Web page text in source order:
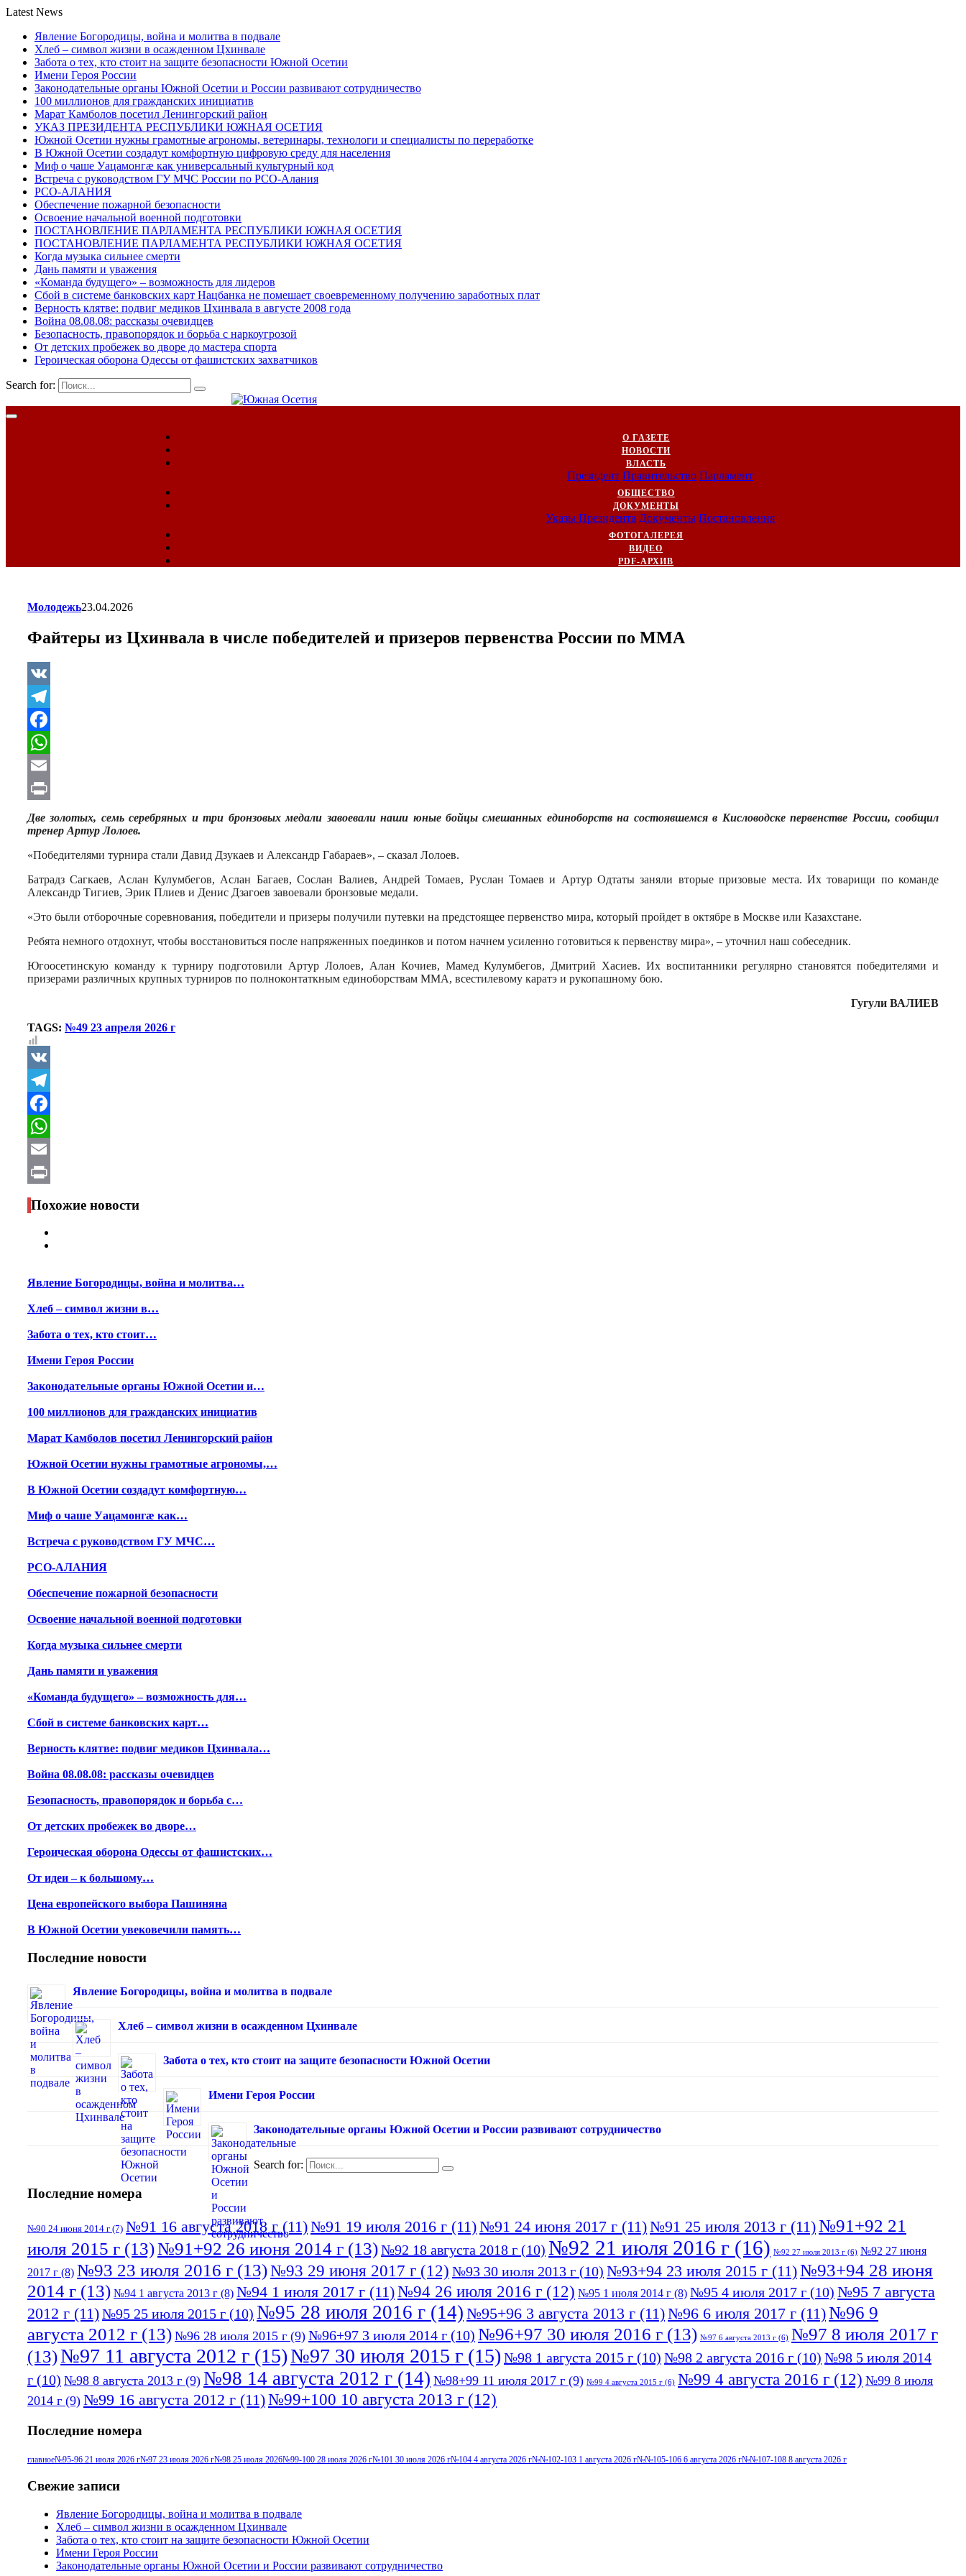
Latest News
Явление Богородицы, война и молитва в подвале
Хлеб – символ жизни в осажденном Цхинвале
Забота о тех, кто стоит на защите безопасности Южной Осетии
Имени Героя России
Законодательные органы Южной Осетии и России развивают сотрудничество
100 миллионов для гражданских инициатив
Марат Камболов посетил Ленингорский район
УКАЗ ПРЕЗИДЕНТА РЕСПУБЛИКИ ЮЖНАЯ ОСЕТИЯ
Южной Осетии нужны грамотные агрономы, ветеринары, технологи и специалисты по переработке
В Южной Осетии создадут комфортную цифровую среду для населения
Миф о чаше Уацамонгæ как универсальный культурный код
Встреча с руководством ГУ МЧС России по РСО-Алания
РСО-АЛАНИЯ
Обеспечение пожарной безопасности
Освоение начальной военной подготовки
ПОСТАНОВЛЕНИЕ ПАРЛАМЕНТА РЕСПУБЛИКИ ЮЖНАЯ ОСЕТИЯ
ПОСТАНОВЛЕНИЕ ПАРЛАМЕНТА РЕСПУБЛИКИ ЮЖНАЯ ОСЕТИЯ
Когда музыка сильнее смерти
Дань памяти и уважения
«Команда будущего» – возможность для лидеров
Сбой в системе банковских карт Нацбанка не помешает своевременному получению заработных плат
Верность клятве: подвиг медиков Цхинвала в августе 2008 года
Война 08.08.08: рассказы очевидцев
Безопасность, правопорядок и борьба с наркоугрозой
От детских пробежек во дворе до мастера спорта
Героическая оборона Одессы от фашистских захватчиков
Search for:
О ГАЗЕТЕ
НОВОСТИ
ВЛАСТЬ
Президент Правительство Парламент
ОБЩЕСТВО
ДОКУМЕНТЫ
Указы Президента Документы Постановления
ФОТОГАЛЕРЕЯ
ВИДЕО
PDF-АРХИВ
Молодежь23.04.2026
Файтеры из Цхинвала в числе победителей и призеров первенства России по ММА
VK
Telegram
Facebook
WhatsApp
Email
Print
Две золотых, семь серебряных и три бронзовых медали завоевали наши юные бойцы смешанных единоборств на состоявшемся в Кисловодске первенстве России, сообщил
тренер Артур Лолоев.
«Победителями турнира стали Давид Дзукаев и Александр Габараев», – сказал Лолоев.
Батрадз Сагкаев, Аслан Кулумбегов, Аслан Багаев, Сослан Валиев, Андрей Томаев, Руслан Томаев и Артур Одтаты заняли вторые призовые места. Их товарищи по команде
Александр Тигиев, Эрик Плиев и Денис Дзагоев завоевали бронзовые медали.
«Это были отборочные соревнования, победители и призеры получили путевки на предстоящее первенство мира, который пройдет в октябре в Москве или Казахстане.
Ребята немного отдохнут, чтобы восстановиться после напряженных поединков и потом начнем усиленно готовиться к первенству мира», – уточнил наш собеседник.
Югоосетинскую команду к турниру подготовили Артур Лолоев, Алан Кочиев, Мамед Кулумбегов, Дмитрий Хасиев. Их воспитанники регулярно становятся победителями и
призерами различных крупных турниров по полноконтаткным единоборствам ММА, всестилевому каратэ и рукопашному бою.
Гугули ВАЛИЕВ
TAGS: №49 23 апреля 2026 г
VK
Telegram
Facebook
WhatsApp
Email
Print
Похожие новости
Явление Богородицы, война и молитва…
Хлеб – символ жизни в…
Забота о тех, кто стоит…
Имени Героя России
Законодательные органы Южной Осетии и…
100 миллионов для гражданских инициатив
Марат Камболов посетил Ленингорский район
Южной Осетии нужны грамотные агрономы,…
В Южной Осетии создадут комфортную…
Миф о чаше Уацамонгæ как…
Встреча с руководством ГУ МЧС…
РСО-АЛАНИЯ
Обеспечение пожарной безопасности
Освоение начальной военной подготовки
Когда музыка сильнее смерти
Дань памяти и уважения
«Команда будущего» – возможность для…
Сбой в системе банковских карт…
Верность клятве: подвиг медиков Цхинвала…
Война 08.08.08: рассказы очевидцев
Безопасность, правопорядок и борьба с…
От детских пробежек во дворе…
Героическая оборона Одессы от фашистских…
От идеи – к большому…
Цена европейского выбора Пашиняна
В Южной Осетии увековечили память…
Последние новости
Явление Богородицы, война и молитва в подвале
Хлеб – символ жизни в осажденном Цхинвале
Забота о тех, кто стоит на защите безопасности Южной Осетии
Имени Героя России
Законодательные органы Южной Осетии и России развивают сотрудничество
Search for:
Последние номера
№90 24 июня 2014 г (7) №91 16 августа 2018 г (11)№91 19 июля 2016 г (11)№91 24 июня 2017 г (11)№91 25 июля 2013 г (11)№91+92 21
июля 2015 г (13)№91+92 26 июня 2014 г (13)№92 18 августа 2018 г (10) №92 21 июля 2016 г (16) №92 27 июля 2013 г (6) №92 27 июня
2017 г (8) №93 23 июля 2016 г (13)№93 29 июня 2017 г (12) №93 30 июля 2013 г (10) №93+94 23 июля 2015 г (11)№93+94 28 июня
2014 г (13) №94 1 августа 2013 г (8) №94 1 июля 2017 г (11)№94 26 июля 2016 г (12) №95 1 июля 2014 г (8) №95 4 июля 2017 г (10) №95 7 августа
2012 г (11)№95 25 июля 2015 г (10) №95 28 июля 2016 г (14) №95+96 3 августа 2013 г (11)№96 6 июля 2017 г (11)№96 9
августа 2012 г (13) №96 28 июля 2015 г (9) №96+97 3 июля 2014 г (10) №96+97 30 июля 2016 г (13) №97 6 августа 2013 г (6) №97 8 июля 2017 г
(13)№97 11 августа 2012 г (15)№97 30 июля 2015 г (15) №98 1 августа 2015 г (10) №98 2 августа 2016 г (10) №98 5 июля 2014
г (10) №98 8 августа 2013 г (9) №98 14 августа 2012 г (14) №98+99 11 июля 2017 г (9) №99 4 августа 2015 г (6) №99 4 августа 2016 г (12) №99 8 июля
2014 г (9) №99 16 августа 2012 г (11)№99+100 10 августа 2013 г (12)
Последние номера
главное№95-96 21 июля 2026 г№97 23 июля 2026 г№98 25 июля 2026№99-100 28 июля 2026 г№101 30 июля 2026 г№104 4 августа 2026 г№№102-103 1 августа 2026 г№№105-106 6 августа 2026 г№№107-108 8 августа 2026 г
Свежие записи
Явление Богородицы, война и молитва в подвале
Хлеб – символ жизни в осажденном Цхинвале
Забота о тех, кто стоит на защите безопасности Южной Осетии
Имени Героя России
Законодательные органы Южной Осетии и России развивают сотрудничество